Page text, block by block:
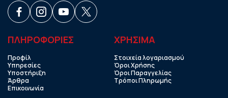
ΠΛΗΡΟΦΟΡΙΕΣ
Προφίλ
Υπηρεσίες
Υποστήριξη
Άρθρα
Επικοινωνία
ΧΡHΣΙΜΑ
Στοιχεία λογαριασμού
Όροι Χρήσης
Όροι Παραγγελίας
Τρόποι Πληρωμής